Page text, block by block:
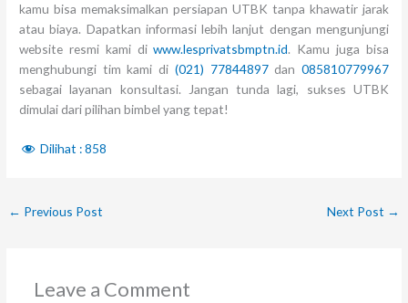
kamu bisa memaksimalkan persiapan UTBK tanpa khawatir jarak
atau biaya. Dapatkan informasi lebih lanjut dengan mengunjungi
website resmi kami diwww.lesprivatsbmptn.id. Kamu juga bisa
menghubungi tim kami di (021) 77844897dan 085810779967
sebagai layanan konsultasi. Jangan tunda lagi, sukses UTBK
dimulai dari pilihan bimbel yang tepat!
Dilihat :858
← Previous Post Next Post →
Leave a Comment